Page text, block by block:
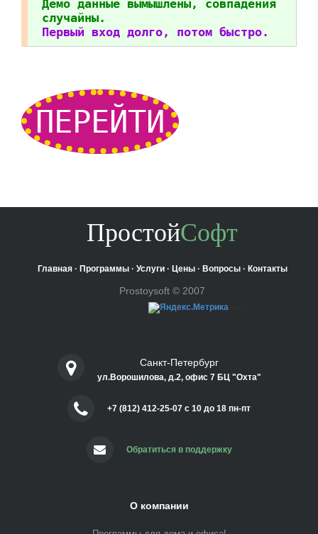
Демо данные вымышлены, совпадения
случайны.
Первый вход долго, потом быстро.
ПЕРЕЙТИ
ПростойСофт
Главная· Программы· Услуги· Цены· Вопросы· Контакты
Prostoysoft © 2007
Санкт-Петербург
ул.Ворошилова, д.2, офис 7 БЦ "Охта"
+7 (812) 412-25-07 c 10 до 18 пн-пт
Обратиться в поддержку
О компании